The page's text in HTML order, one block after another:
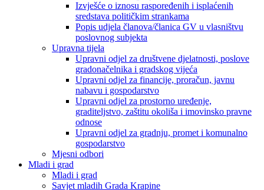
Izvješće o iznosu raspoređenih i isplaćenih
sredstava političkim strankama
Popis udjela članova/članica GV u vlasništvu
poslovnog subjekta
Upravna tijela
Upravni odjel za društvene djelatnosti, poslove
gradonačelnika i gradskog vijeća
Upravni odjel za financije, proračun, javnu
nabavu i gospodarstvo
Upravni odjel za prostorno uređenje,
graditeljstvo, zaštitu okoliša i imovinsko pravne
odnose
Upravni odjel za gradnju, promet i komunalno
gospodarstvo
Mjesni odbori
Mladi i grad
Mladi i grad
Savjet mladih Grada Krapine